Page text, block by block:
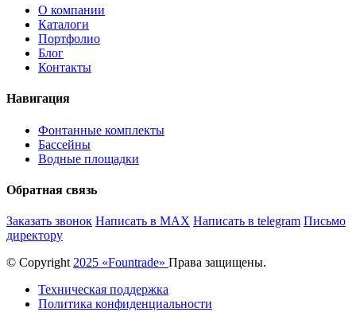
О компании
Каталоги
Портфолио
Блог
Контакты
Навигация
Фонтанные комплекты
Бассейны
Водные площадки
Обратная связь
Заказать звонок Написать в MAX Написать в telegram Письмо
директору
© Copyright 2025 «Fоuntrade» Права защищены.
Техническая поддержка
Политика конфиденциальности